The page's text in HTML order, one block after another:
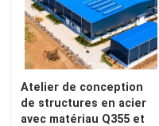
Atelier de conception
de structures en acier
avec matériau Q355 et